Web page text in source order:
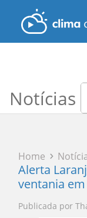
Notícias
Home
Alerta
ventania em
Publicada por